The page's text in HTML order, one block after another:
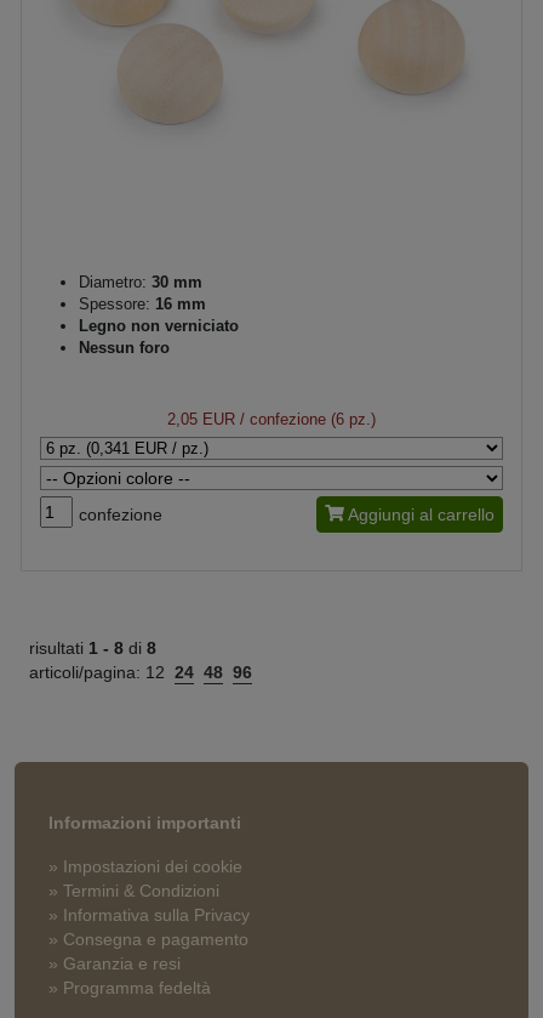
Diametro: 30 mm
Spessore: 16 mm
Legno non verniciato
Nessun foro
2,05 EUR / confezione (6 pz.)
confezione Aggiungi al carrello
risultati 1 - 8 di 8
articoli/pagina: 12 24 48 96
Informazioni importanti
» Impostazioni dei cookie
» Termini & Condizioni
» Informativa sulla Privacy
» Consegna e pagamento
» Garanzia e resi
» Programma fedeltà